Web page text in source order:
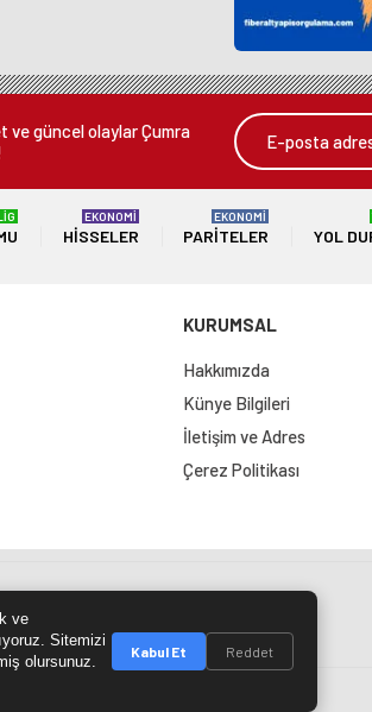
ve güncel olaylar Çumra
HISSELER
EKONOMİ
PARITELER
EKONOMİ
YOL
KURUMSAL
Hakkımızda
Künye Bilgileri
İletişim ve Adres
Çerez Politikası
ve
Sitemizi
olursunuz.
Kabul Et Reddet